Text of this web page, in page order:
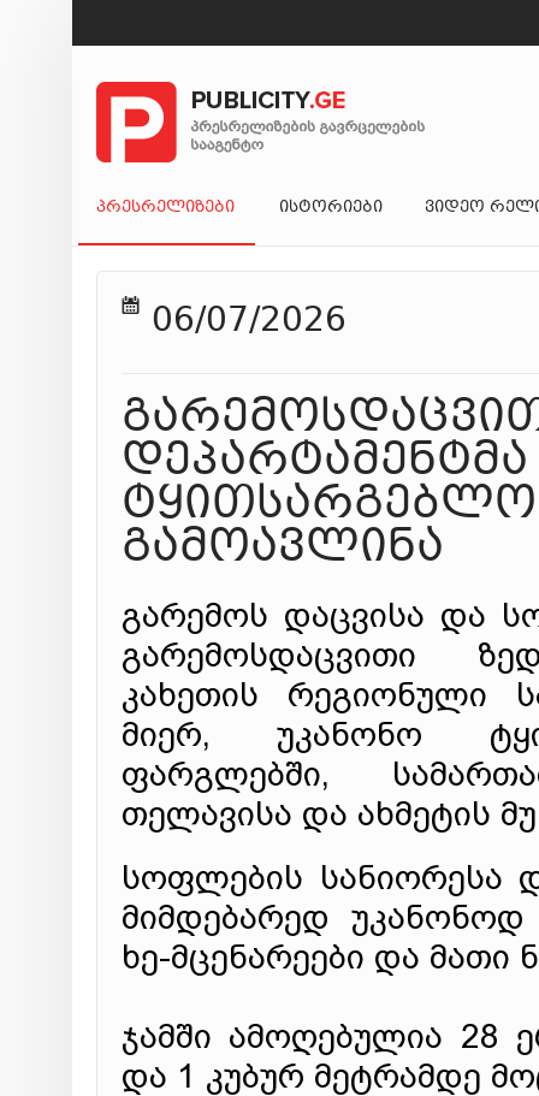
ᲞᲠᲔᲡᲠᲔᲚᲘᲖᲔᲑᲘ ᲘᲡᲢᲝᲠᲘᲔᲑᲘ ᲕᲘᲓᲔᲝ
06/07/2026
გამოავლინა
გარემოს დაცვისა და
გარემოსდაცვითი
კახეთის რეგიონული
მიერ, უკანონო
ფარგლებში,
თელავისა და ახმეტის
სოფლების სანიორესა
მიმდებარედ უკანონოდ
ხე-მცენარეები და მათი
ჯამში ამოღებულია 28
და 1 კუბურ მეტრამდე